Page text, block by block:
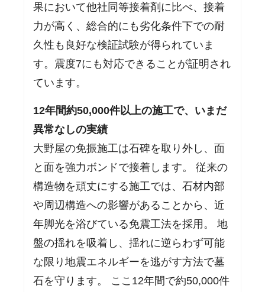
果において他社同等接着剤に比べ、接着
力が高く、総合的にも劣化条件下での耐
久性も良好な検証試験が得られていま
す。震度7にも対応できることが証明され
ています。
12年間約50,000件以上の施工で、いまだ
異常なしの実績
大野屋の免振施工は石碑を取り外し、面
と面を強力ボンドで接着します。 従来の
構造物を頑丈にする施工では、石材内部
や周辺構造への影響があることから、近
年脚光を浴びている免震工法を採用。 地
盤の揺れを吸着し、揺れに逆らわず可能
な限り地震エネルギーを逃がす方法で墓
石を守ります。 ここ12年間で約50,000件